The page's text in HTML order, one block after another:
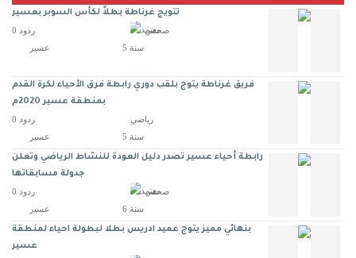
تتويج غرناطة بطلاً لكأس السوبر بعسير
0 ردود
صحفي
عسير
5 سنة
فريق غرناطة يتوج بلقب دوري رابطة فرق الأحياء لكرة القدم
بمنطقة عسير 2020م
0 ردود
رياضي
عسير
5 سنة
رابطة أحياء عسير تصدر دليل العودة للنشاط الرياضي وتعلن
جدولة مسابقاتها
0 ردود
صحفي
عسير
6 سنة
بنهائي مميز يتوج عميد ادريس بطلا لبطولة احياء لمنطقة
عسير